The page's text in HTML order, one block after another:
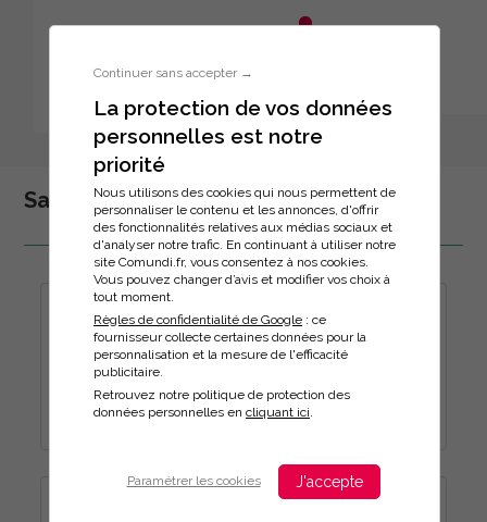
Continuer sans accepter →
La protection de vos données
personnelles est notre
priorité
Nous utilisons des cookies qui nous permettent de
personnaliser le contenu et les annonces, d'offrir
des fonctionnalités relatives aux médias sociaux et
d'analyser notre trafic. En continuant à utiliser notre
site Comundi.fr, vous consentez à nos cookies.
Vous pouvez changer d’avis et modifier vos choix à
tout moment.
Règles de confidentialité de Google : ce
fournisseur collecte certaines données pour la
personnalisation et la mesure de l'efficacité
publicitaire.
Retrouvez notre politique de protection des
données personnelles en cliquant ici
Paramétrer les cookies J'accepte
Inscription à la formation
Santé et sécurité au travail
AU TRAVAIL
E-learning
Durée :
ETRE REFERENT SANTE SECURITE EN ENTREPRISE